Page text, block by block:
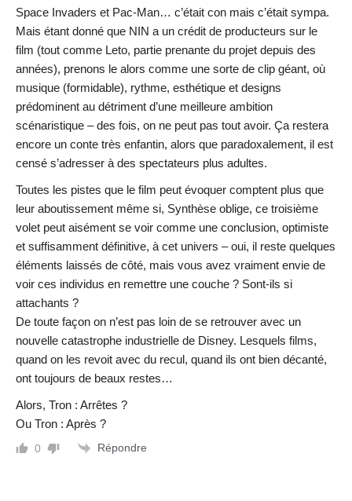
Space Invaders et Pac-Man… c’était con mais c’était sympa.
Mais étant donné que NIN a un crédit de producteurs sur le
film (tout comme Leto, partie prenante du projet depuis des
années), prenons le alors comme une sorte de clip géant, où
musique (formidable), rythme, esthétique et designs
prédominent au détriment d’une meilleure ambition
scénaristique – des fois, on ne peut pas tout avoir. Ça restera
encore un conte très enfantin, alors que paradoxalement, il est
censé s’adresser à des spectateurs plus adultes.
Toutes les pistes que le film peut évoquer comptent plus que
leur aboutissement même si, Synthèse oblige, ce troisième
volet peut aisément se voir comme une conclusion, optimiste
et suffisamment définitive, à cet univers – oui, il reste quelques
éléments laissés de côté, mais vous avez vraiment envie de
voir ces individus en remettre une couche ? Sont-ils si
attachants ?
De toute façon on n’est pas loin de se retrouver avec un
nouvelle catastrophe industrielle de Disney. Lesquels films,
quand on les revoit avec du recul, quand ils ont bien décanté,
ont toujours de beaux restes…
Alors, Tron : Arrêtes ?
Ou Tron : Après ?
0 Répondre